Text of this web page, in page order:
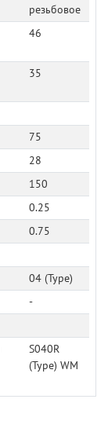
резьбовое
46
35
75
28
150
0.25
0.75
04 (Type)
-
S040R
(Type) WM